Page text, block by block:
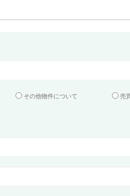
その他物件について 売